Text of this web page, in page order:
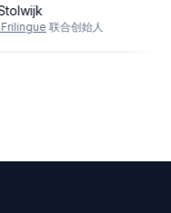
Frilingue联合创始人